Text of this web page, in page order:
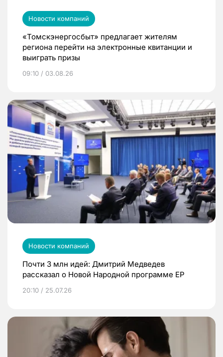
Новости компаний
«Томскэнергосбыт» предлагает жителям
региона перейти на электронные квитанции и
выиграть призы
09:10 / 03.08.26
Новости компаний
Почти 3 млн идей: Дмитрий Медведев
рассказал о Новой Народной программе ЕР
20:10 / 25.07.26